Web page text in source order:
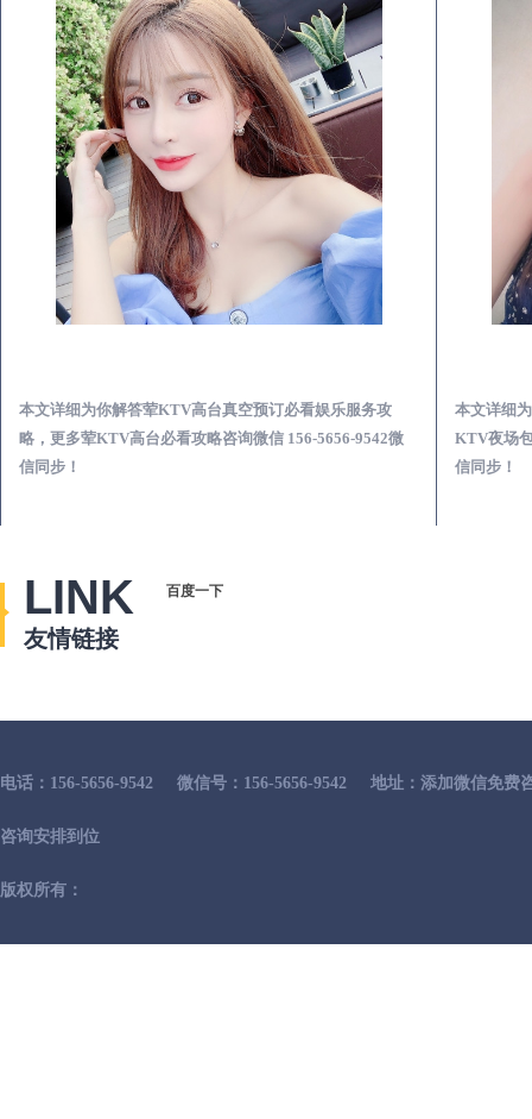
本文详细为你解答荤KTV高台真空预订必看娱乐服务攻
略，更多荤KTV高台必看攻略咨询微信 156-5656-9542微
信同步！
本文详细
KTV夜场
信同步！
LINK
友情链接
百度一下
电话：156-5656-9542 微信号：156-5656-9542 地址：添加微信免费
咨询安排到位
版权所有：